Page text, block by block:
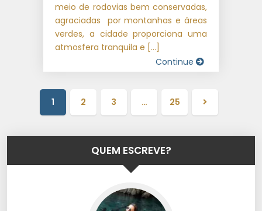
meio de rodovias bem conservadas,
agraciadas por montanhas e áreas
verdes, a cidade proporciona uma
atmosfera tranquila e […]
Continue
1 2 3 … 25
QUEM ESCREVE?